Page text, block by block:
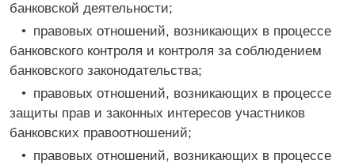
банковской деятельности;
• правовых отношений, возникающих в процессе
банковского контроля и контроля за соблюдением
банковского законодательства;
• правовых отношений, возникающих в процессе
защиты прав и законных интересов участников
банковских правоотношений;
• правовых отношений, возникающих в процессе